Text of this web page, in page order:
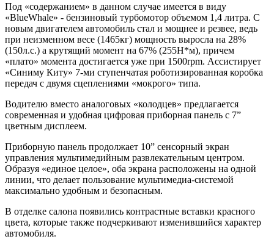
Под «содержанием» в данном случае имеется в виду
«BlueWhale» - бензиновый турбомотор объемом 1,4 литра. С
новым двигателем автомобиль стал и мощнее и резвее, ведь
при неизменном весе (1465кг) мощность выросла на 28%
(150л.с.) а крутящий момент на 67% (255Н*м), причем
«плато» момента достигается уже при 1500rpm. Ассистирует
«Синиму Киту» 7-ми ступенчатая роботизированная коробка
передач с двумя сцеплениями «мокрого» типа.
Водителю вместо аналоговых «колодцев» предлагается
современная и удобная цифровая приборная панель с 7”
цветным дисплеем.
Приборную панель продолжает 10” сенсорный экран
управления мультимедийным развлекательным центром.
Образуя «единое целое», оба экрана расположены на одной
линии, что делает пользование мультимедиа-системой
максимально удобным и безопасным.
В отделке салона появились контрастные вставки красного
цвета, которые также подчеркивают изменившийся характер
автомобиля.